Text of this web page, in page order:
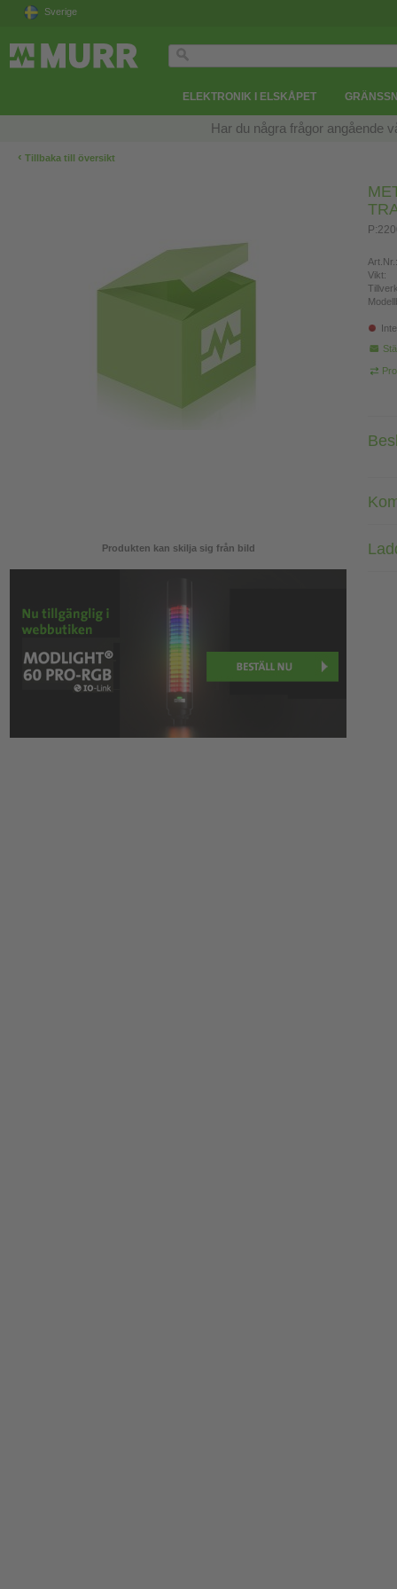
Sverige
ELEKTRONIK I ELSKÅPET
Har du några frågor angående
‹ Tillbaka till översikt
Produkten kan skilja sig från bild
Art.Nr.:
Vikt: